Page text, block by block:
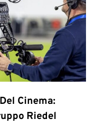
Cinema:
Riedel